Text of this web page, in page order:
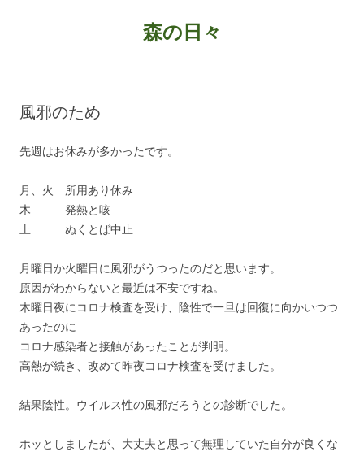
森の日々
風邪のため
先週はお休みが多かったです。
月、火 所用あり休み
木 発熱と咳
土 ぬくとば中止
月曜日か火曜日に風邪がうつったのだと思います。
原因がわからないと最近は不安ですね。
木曜日夜にコロナ検査を受け、陰性で一旦は回復に向かいつつ
あったのに
コロナ感染者と接触があったことが判明。
高熱が続き、改めて昨夜コロナ検査を受けました。
結果陰性。ウイルス性の風邪だろうとの診断でした。
ホッとしましたが、大丈夫と思って無理していた自分が良くな